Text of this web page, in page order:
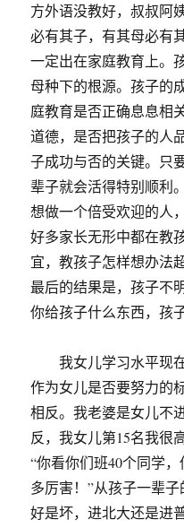
方外语没教好，叔叔阿
必有其子，有其母必有
一定出在家庭教育上。
母种下的根源。孩子的
庭教育是否正确息息相
道德，是否把孩子的人
子成功与否的关键。只
辈子就会活得特别顺利
想做一个倍受欢迎的人
好多家长无形中都在教
宜，教孩子怎样想办法
最后的结果是，孩子不
你给孩子什么东西，孩
我女儿学习水平现在
作为女儿是否要努力的
相反。我老婆是女儿不
反，我女儿第15名我很
“你看你们班40个同学
多厉害！”从孩子一辈
好是坏，进北大还是进